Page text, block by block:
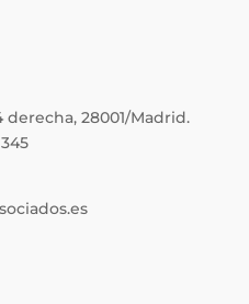
derecha, 28001/Madrid.